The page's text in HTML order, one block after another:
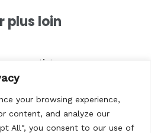
your browsing experience,
content, and analyze our
All", you consent to our use of
plus loin
pour artistes
entreprises
pour associations
pour êvenements